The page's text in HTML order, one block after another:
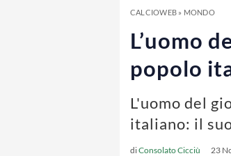
CALCIOWEB» MONDO
L’uomo
popolo
L'uomo del
italiano: il
diConsolato Cicciù 23